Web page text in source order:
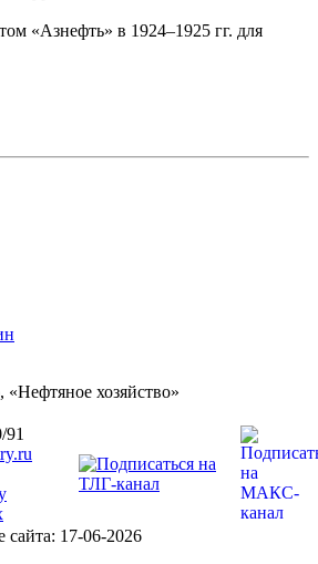
«Азнефть» в 1924–1925 гг. для
хозяйство»
91
сайта: 17-06-2026